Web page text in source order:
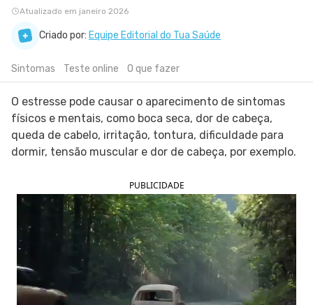
GRAVIDEZ
BEM-ESTAR
SIGA O TUA SAÚDE NAS REDES SOCIAIS
Atualizado em janeiro 2026
Criado por: Equipe Editorial do Tua Saúde
Sintomas Teste online O que fazer
O estresse pode causar o aparecimento de sintomas
físicos e mentais, como boca seca, dor de cabeça,
queda de cabelo, irritação, tontura, dificuldade para
dormir, tensão muscular e dor de cabeça, por exemplo.
PUBLICIDADE